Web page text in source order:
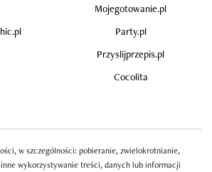
Mojegotowanie.pl
Party.pl
Przyslijprzepis.pl
Cocolita
w szczególności: pobieranie, zwielokrotnianie,
wykorzystywanie treści, danych lub informacji